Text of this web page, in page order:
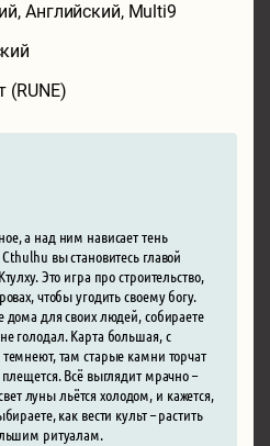
Английский, Multi9
(RUNE)
а над ним нависает тень
вы становитесь главой
Это игра про строительство,
чтобы угодить своему богу.
дома для своих людей, собираете
голодал. Карта большая, с
там старые камни торчат
Всё выглядит мрачно –
луны льётся холодом, и кажется,
как вести культ – растить
ритуалам.